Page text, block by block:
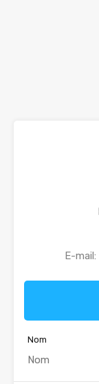
E-mail:
Nom